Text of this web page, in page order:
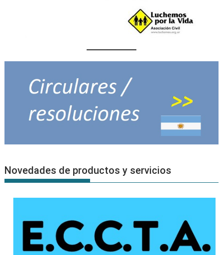
Novedades de productos y servicios